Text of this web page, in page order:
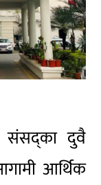
संसद्का दुवै
आर्थिक